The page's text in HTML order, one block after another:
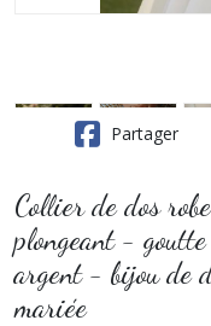
Partager
Collier de dos
plongeant -
argent - bijou de
mariée